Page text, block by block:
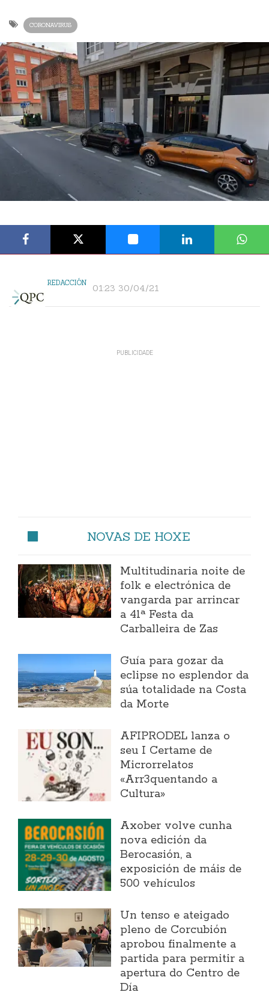
CORONAVIRUS
REDACCIÓN 01:23 30/04/21
NOVAS DE HOXE
Multitudinaria noite de
folk e electrónica de
vangarda par arrincar
a 41ª Festa da
Carballeira de Zas
Guía para gozar da
eclipse no esplendor da
súa totalidade na Costa
da Morte
AFIPRODEL lanza o
seu I Certame de
Microrrelatos
«Arr3quentando a
Cultura»
Axober volve cunha
nova edición da
Berocasión, a
exposición de máis de
500 vehículos
Un tenso e ateigado
pleno de Corcubión
aprobou finalmente a
partida para permitir a
apertura do Centro de
Día